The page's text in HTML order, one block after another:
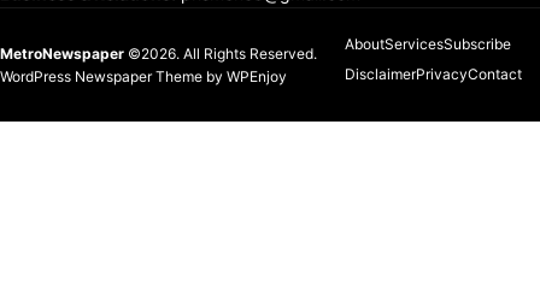
MetroNewspaper ©2026. All Rights Reserved.
WordPress Newspaper Theme by WPEnjoy
AboutServicesSubscribe
DisclaimerPrivacyContact